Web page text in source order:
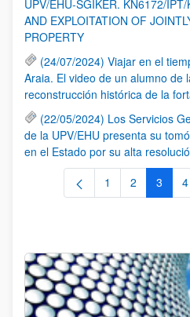
UPV/EHU-SGIKER. KN6172/
AND EXPLOITATION OF
PROPERTY
(24/07/2024) Viajar en el
Araia. El video de un alumno de
reconstrucción histórica de la
(22/05/2024) Los Servicios
de la UPV/EHU presenta su
en el Estado por su alta
Página
1 Página
2 Página
3 4